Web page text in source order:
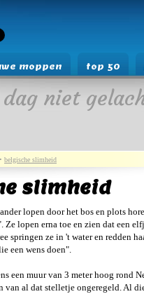
moppen top 50
dag niet
• belgische slimheid
slimheid
lopen door het bos en plots
Ze lopen erna toe en zien dat een
springen ze in 't water en redden
een wens doen".
een muur van 3 meter hoog rond
van al dat stelletje ongeregeld. Al